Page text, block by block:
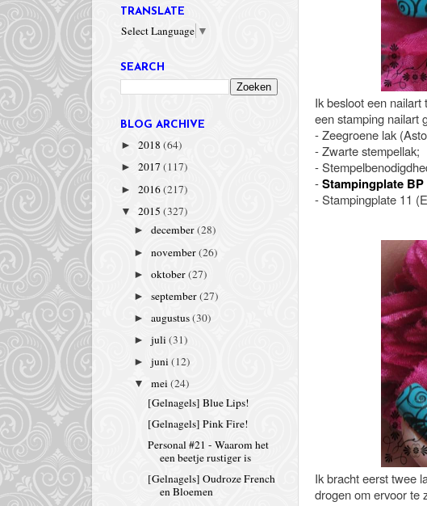
Ik besloot een
een stamping nailart
- Zeegroene lak
- Zwarte stempellak;
-
-Stampingplate BP
- Stampingplate 11
Ik bracht eerst twee
drogen om ervoor te
TRANSLATE
Select Language ▼
SEARCH
BLOG ARCHIVE
► 2018 (64)
► 2017 (117)
► 2016(217)
▼ 2015 (327)
►december(28)
►november(26)
►oktober(27)
►september(27)
►augustus(30)
►juli(31)
►juni(12)
▼mei(24)
[Gelnagels] Blue Lips!
[Gelnagels] Pink Fire!
Personal #21 - Waarom het
een beetje rustiger is
[Gelnagels] Oudroze French
en Bloemen